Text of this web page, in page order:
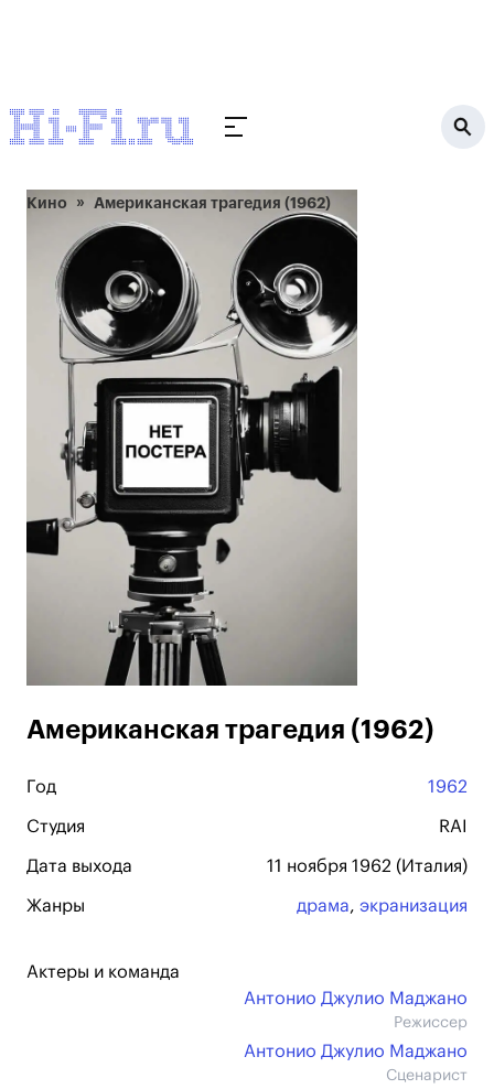
Кино Американская трагедия (1962)
Американская трагедия (1962)
Год 1962
Студия RAI
Дата выхода 11 ноября 1962 (Италия)
Жанры драма, экранизация
Актеры и команда
Антонио Джулио Маджано
Режиссер
Антонио Джулио Маджано
Сценарист